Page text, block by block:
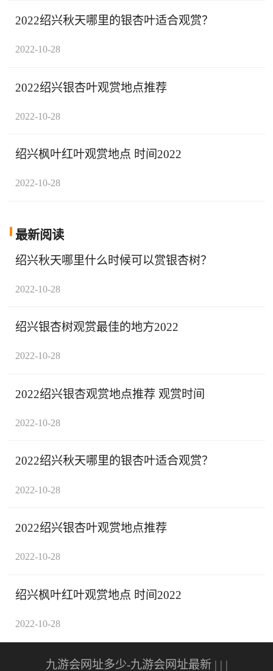
2022绍兴秋天哪里的银杏叶适合观赏？
2022-10-28
2022绍兴银杏叶观赏地点推荐
2022-10-28
绍兴枫叶红叶观赏地点 时间2022
2022-10-28
最新阅读
绍兴秋天哪里什么时候可以赏银杏树？
2022-10-28
绍兴银杏树观赏最佳的地方2022
2022-10-28
2022绍兴银杏观赏地点推荐 观赏时间
2022-10-28
2022绍兴秋天哪里的银杏叶适合观赏？
2022-10-28
2022绍兴银杏叶观赏地点推荐
2022-10-28
绍兴枫叶红叶观赏地点 时间2022
2022-10-28
九游会网址多少-九游会网址最新| | |